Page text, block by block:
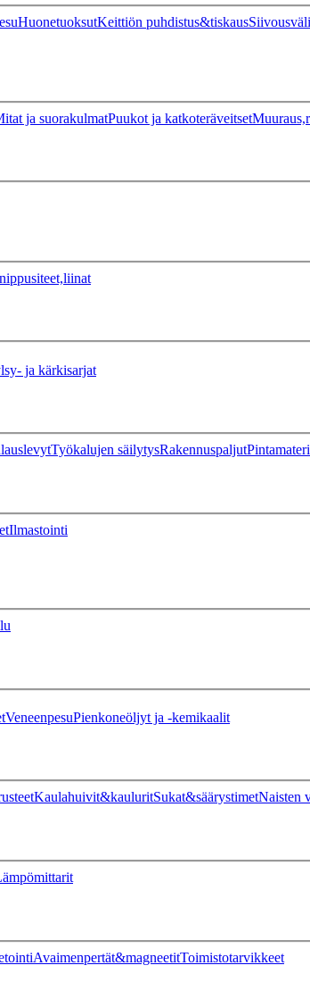
HuonetuoksutKeittiön puhdistus&tiskaus
ja suorakulmatPuukot ja katkoteräveitset
ja kärkisarjat
Työkalujen säilytysRakennuspaljut
Ilmastointi
VeneenpesuPienkoneöljyt ja -kemikaalit
Kaulahuivit&kauluritSukat&säärystimetNaisten
Avaimenpertät&magneetitToimistotarvikkeet